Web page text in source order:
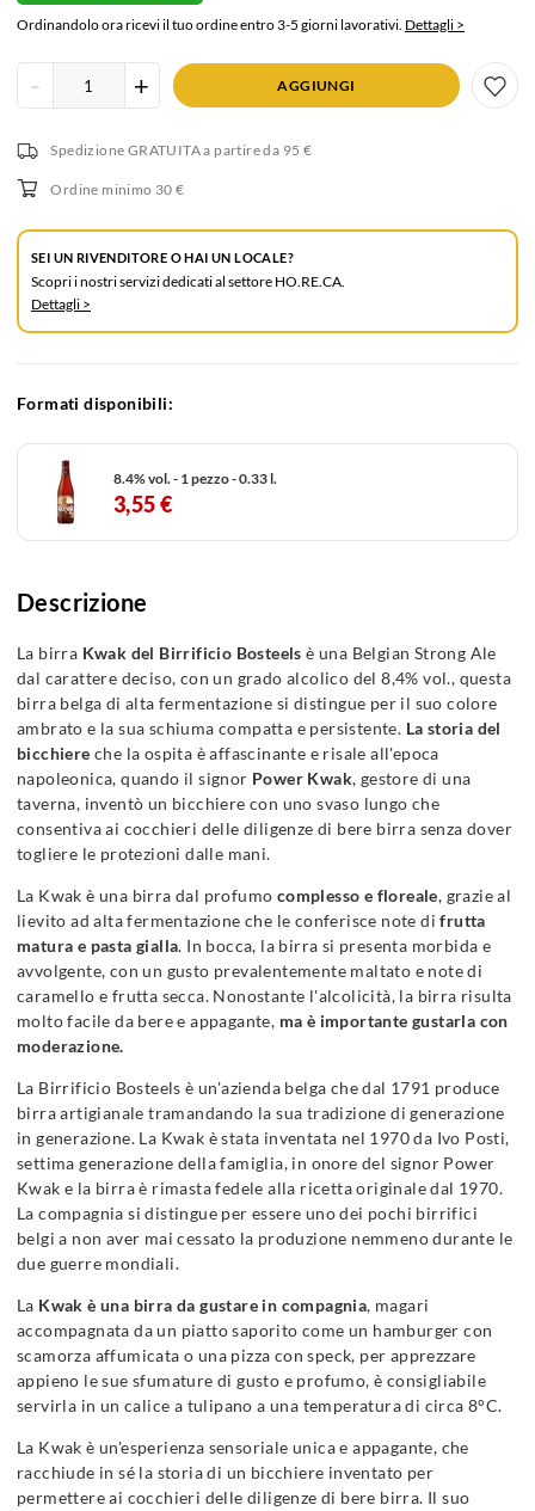
Ordinandolo ora ricevi il tuo ordine entro 3-5 giorni lavorativi. Dettagli >
Inserisci
quantità
prodotto
- + AGGIUNGI
Spedizione GRATUITAa partire da 95 €
Ordine minimo 30 €
SEI UN RIVENDITORE O HAI UN LOCALE?
Scopri i nostri servizi dedicati al settore HO.RE.CA.
Dettagli >
Formati disponibili:
8.4% vol. - 1 pezzo - 0.33 l.
3,55 €
Descrizione
La birra Kwak del Birrificio Bosteels è una Belgian Strong Ale
dal carattere deciso, con un grado alcolico del 8,4% vol., questa
birra belga di alta fermentazione si distingue per il suo colore
ambrato e la sua schiuma compatta e persistente. La storia del
bicchiereche la ospita è affascinante e risale all'epoca
napoleonica, quando il signor Power Kwak, gestore di una
taverna, inventò un bicchiere con uno svaso lungo che
consentiva ai cocchieri delle diligenze di bere birra senza dover
togliere le protezioni dalle mani.
La Kwak è una birra dal profumo complesso e floreale, grazie al
lievito ad alta fermentazione che le conferisce note di frutta
matura e pasta gialla. In bocca, la birra si presenta morbida e
avvolgente, con un gusto prevalentemente maltato e note di
caramello e frutta secca. Nonostante l'alcolicità, la birra risulta
molto facile da bere e appagante, ma è importante gustarla con
moderazione.
La Birrificio Bosteels è un'azienda belga che dal 1791 produce
birra artigianale tramandando la sua tradizione di generazione
in generazione. La Kwak è stata inventata nel 1970 da Ivo Posti,
settima generazione della famiglia, in onore del signor Power
Kwak e la birra è rimasta fedele alla ricetta originale dal 1970.
La compagnia si distingue per essere uno dei pochi birrifici
belgi a non aver mai cessato la produzione nemmeno durante le
due guerre mondiali.
La Kwak è una birra da gustare in compagnia, magari
accompagnata da un piatto saporito come un hamburger con
scamorza affumicata o una pizza con speck, per apprezzare
appieno le sue sfumature di gusto e profumo, è consigliabile
servirla in un calice a tulipano a una temperatura di circa 8°C.
La Kwak è un'esperienza sensoriale unica e appagante, che
racchiude in sé la storia di un bicchiere inventato per
permettere ai cocchieri delle diligenze di bere birra. Il suo